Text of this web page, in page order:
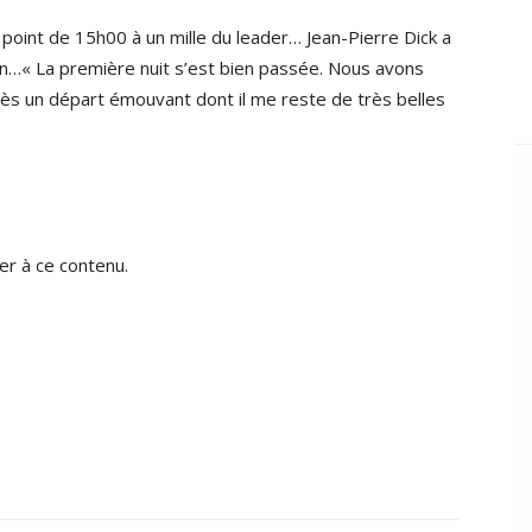
de 15h00 à un mille du leader… Jean-Pierre Dick a
La première nuit s’est bien passée. Nous avons
un départ émouvant dont il me reste de très belles
à ce contenu.